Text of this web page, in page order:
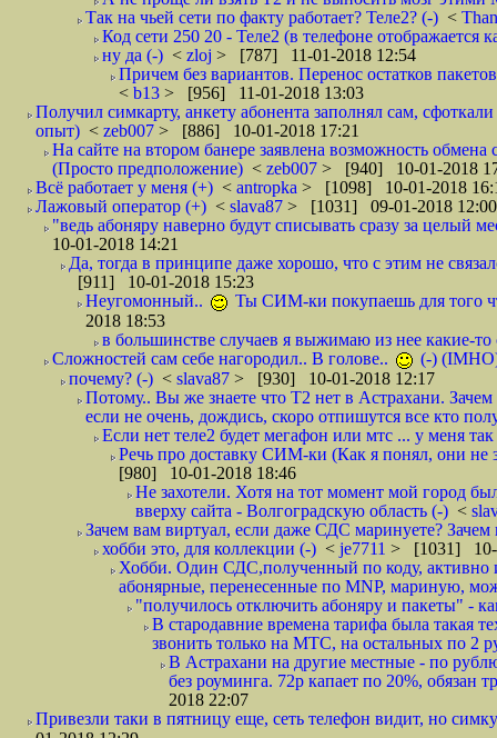
Так на чьей сети по факту работает? Теле2? (-) <
Код сети 250 20 - Теле2 (в телефоне отображается
ну да (-) < zloj > [787] 11-01-2018 12:54
Причем без вариантов. Перенос остатков
< b13 > [956] 11-01-2018 13:03
Получил симкарту, анкету абонента заполнял сам,
опыт) < zeb007 > [886] 10-01-2018 17:21
На сайте на втором банере заявлена возможность
(Просто предположение) < zeb007 > [940] 10-01-2018
Всё работает у меня (+) < antropka > [1098] 10-01-2018
Лажовый оператор (+) < slava87 > [1031] 09-01-2018 12:00
"ведь абоняру наверно будут списывать сразу за целый
10-01-2018 14:21
Да, тогда в принципе даже хорошо, что с этим не
[911] 10-01-2018 15:23
Неугомонный..
Ты СИМ-ки покупаешь для того
2018 18:53
в большинстве случаев я выжимаю из нее какие-то
Сложностей сам себе нагородил.. В голове..
(-)
почему? (-) < slava87 > [930] 10-01-2018 12:17
Потому.. Вы же знаете что Т2 нет в Астрахани.
если не очень, дождись, скоро отпишутся все кто
Если нет теле2 будет мегафон или мтс ... у меня
Речь про доставку СИМ-ки (Как я понял, они не
[980] 10-01-2018 18:46
Не захотели. Хотя на тот момент мой город
вверху сайта - Волгоградскую область (-) <
Зачем вам виртуал, если даже СДС маринуете?
хобби это, для коллекции (-) < je7711 > [1031] 10-
Хобби. Один СДС,полученный по коду, активно
абонярные, перенесенные по MNP, мариную,
"получилось отключить абоняру и пакеты" -
В стародавние времена тарифа была такая
звонить только на МТС, на остальных по 2
В Астрахани на другие местные - по
без роуминга. 72р капает по 20%, обязан
2018 22:07
Привезли таки в пятницу еще, сеть телефон видит, но